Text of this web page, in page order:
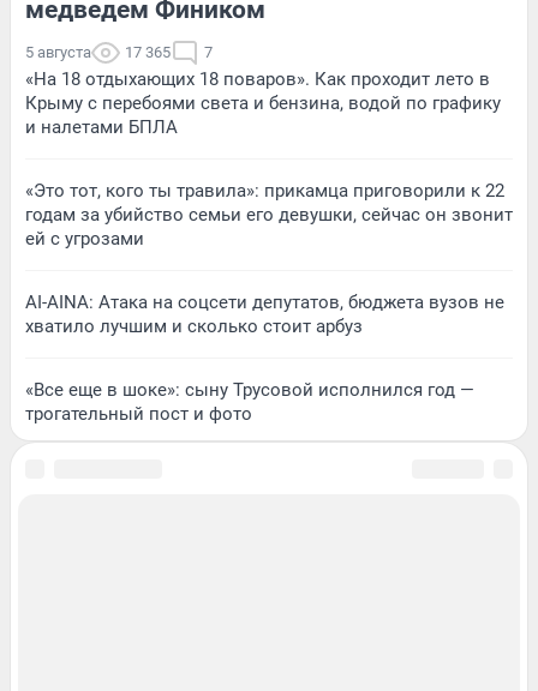
медведем Фиником
5 августа 17 365 7
«На 18 отдыхающих 18 поваров». Как проходит лето в
Крыму с перебоями света и бензина, водой по графику
и налетами БПЛА
«Это тот, кого ты травила»: прикамца приговорили к 22
годам за убийство семьи его девушки, сейчас он звонит
ей с угрозами
AI-AINA: Атака на соцсети депутатов, бюджета вузов не
хватило лучшим и сколько стоит арбуз
«Все еще в шоке»: сыну Трусовой исполнился год —
трогательный пост и фото